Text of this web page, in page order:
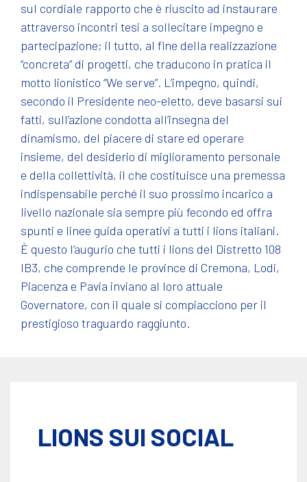
sul cordiale rapporto che è riuscito ad instaurare
attraverso incontri tesi a sollecitare impegno e
partecipazione; il tutto, al fine della realizzazione
“concreta” di progetti, che traducono in pratica il
motto lionistico “We serve”. L’impegno, quindi,
secondo il Presidente neo-eletto, deve basarsi sui
fatti, sull’azione condotta all’insegna del
dinamismo, del piacere di stare ed operare
insieme, del desiderio di miglioramento personale
e della collettività, il che costituisce una premessa
indispensabile perché il suo prossimo incarico a
livello nazionale sia sempre più fecondo ed offra
spunti e linee guida operativi a tutti i lions italiani.
È questo l’augurio che tutti i lions del Distretto 108
IB3, che comprende le province di Cremona, Lodi,
Piacenza e Pavia inviano al loro attuale
Governatore, con il quale si compiacciono per il
prestigioso traguardo raggiunto.
LIONS SUI SOCIAL